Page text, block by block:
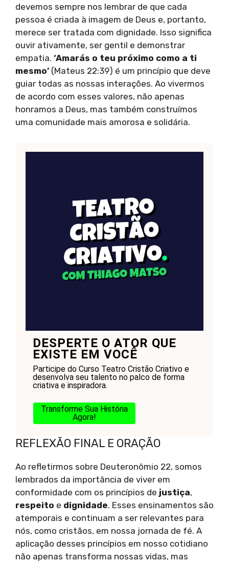
devemos sempre nos lembrar de que cada
pessoa é criada à imagem de Deus e, portanto,
merece ser tratada com dignidade. Isso significa
ouvir ativamente, ser gentil e demonstrar
empatia. ‘Amarás o teu próximo como a ti
mesmo’ (Mateus 22:39) é um princípio que deve
guiar todas as nossas interações. Ao vivermos
de acordo com esses valores, não apenas
honramos a Deus, mas também construímos
uma comunidade mais amorosa e solidária.
DESPERTE O ATOR QUE
EXISTE EM VOCÊ
Participe do Curso Teatro Cristão Criativo e
desenvolva seu talento no palco de forma
criativa e inspiradora.
Transforme Sua História
Agora!
REFLEXÃO FINAL E ORAÇÃO
Ao refletirmos sobre Deuteronômio 22, somos
lembrados da importância de viver em
conformidade com os princípios de justiça,
respeito e dignidade. Esses ensinamentos são
atemporais e continuam a ser relevantes para
nós, como cristãos, em nossa jornada de fé. A
aplicação desses princípios em nosso cotidiano
não apenas transforma nossas vidas, mas